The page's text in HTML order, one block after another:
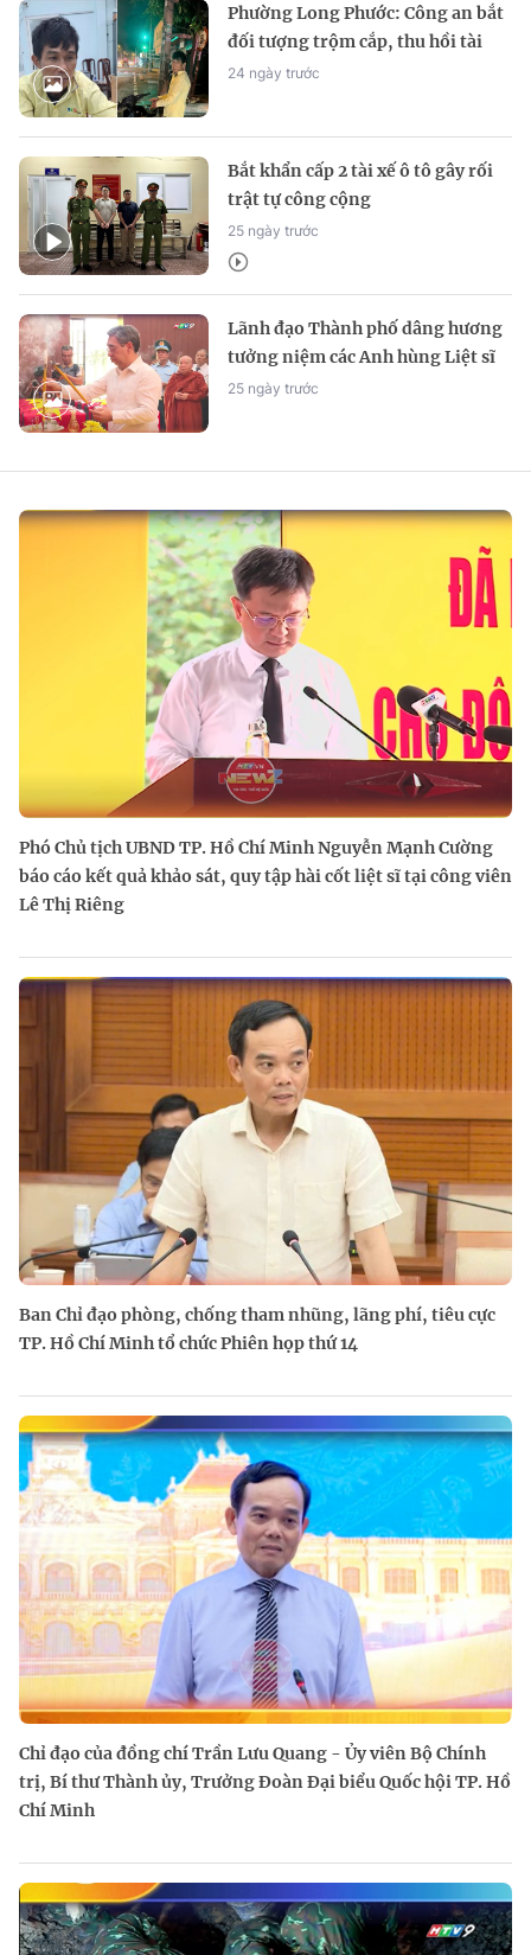
Phường Long Phước: Công an bắt
đối tượng trộm cắp, thu hồi tài
sản cho người dân
24 ngày trước
Bắt khẩn cấp 2 tài xế ô tô gây rối
trật tự công cộng
25 ngày trước
Lãnh đạo Thành phố dâng hương
tưởng niệm các Anh hùng Liệt sĩ
tại Công viên Lê Thị Riêng
25 ngày trước
Phó Chủ tịch UBND TP. Hồ Chí Minh Nguyễn Mạnh Cường
báo cáo kết quả khảo sát, quy tập hài cốt liệt sĩ tại công viên
Lê Thị Riêng
Ban Chỉ đạo phòng, chống tham nhũng, lãng phí, tiêu cực
TP. Hồ Chí Minh tổ chức Phiên họp thứ 14
Chỉ đạo của đồng chí Trần Lưu Quang - Ủy viên Bộ Chính
trị, Bí thư Thành ủy, Trưởng Đoàn Đại biểu Quốc hội TP. Hồ
Chí Minh